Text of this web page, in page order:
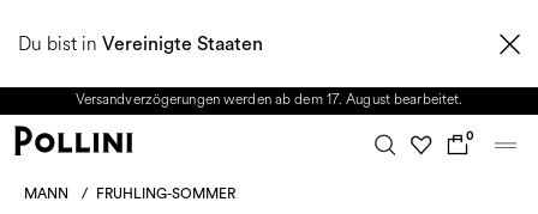
Du bist in Vereinigte Staaten
2026 KOLLEKTION. Vom 8. bis 16. August ist unser Kundenservice nicht
Versandverzögerungen werden ab dem 17. August bearbeitet.
0
MANN / FRUHLING-SOMMER